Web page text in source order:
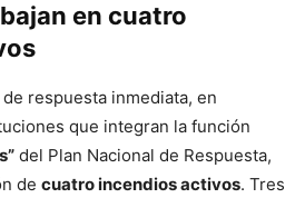
en cuatro
respuesta inmediata, en
que integran la función
del Plan Nacional de Respuesta,
de cuatro incendios activos. Tres